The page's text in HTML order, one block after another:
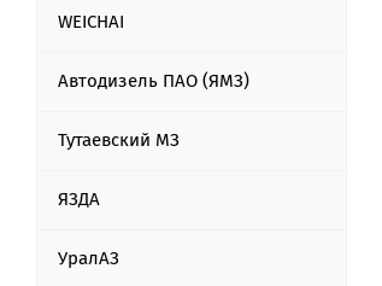
WEICHAI
Автодизель ПАО (ЯМЗ)
Тутаевский МЗ
ЯЗДА
УралАЗ